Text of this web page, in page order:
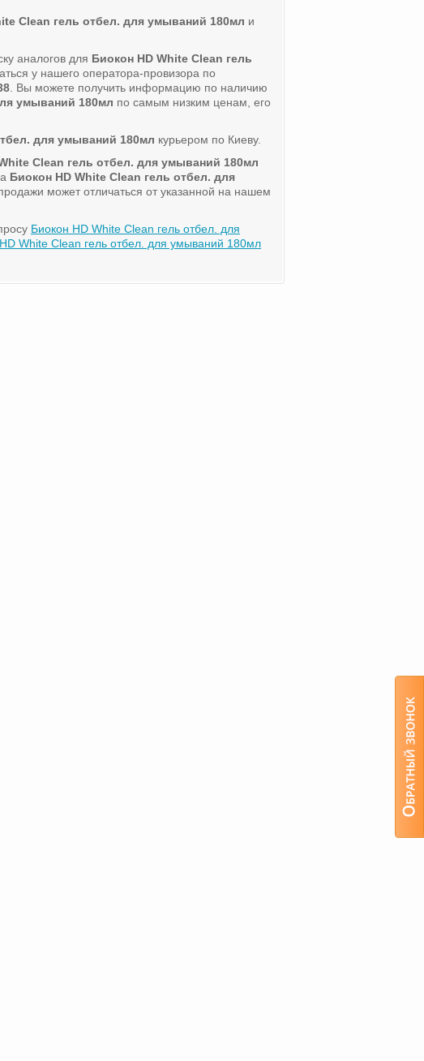
Clean гель отбел. для умываний 180мл и
аналогов для Биокон HD White Clean гель
у нашего оператора-провизора по
. Вы можете получить информацию по наличию
умываний 180мл по самым низким ценам, его
для умываний 180мл курьером по Киеву.
Clean гель отбел. для умываний 180мл
Биокон HD White Clean гель отбел. для
может отличаться от указанной на нашем
Биокон HD White Clean гель отбел. для
White Clean гель отбел. для умываний 180мл